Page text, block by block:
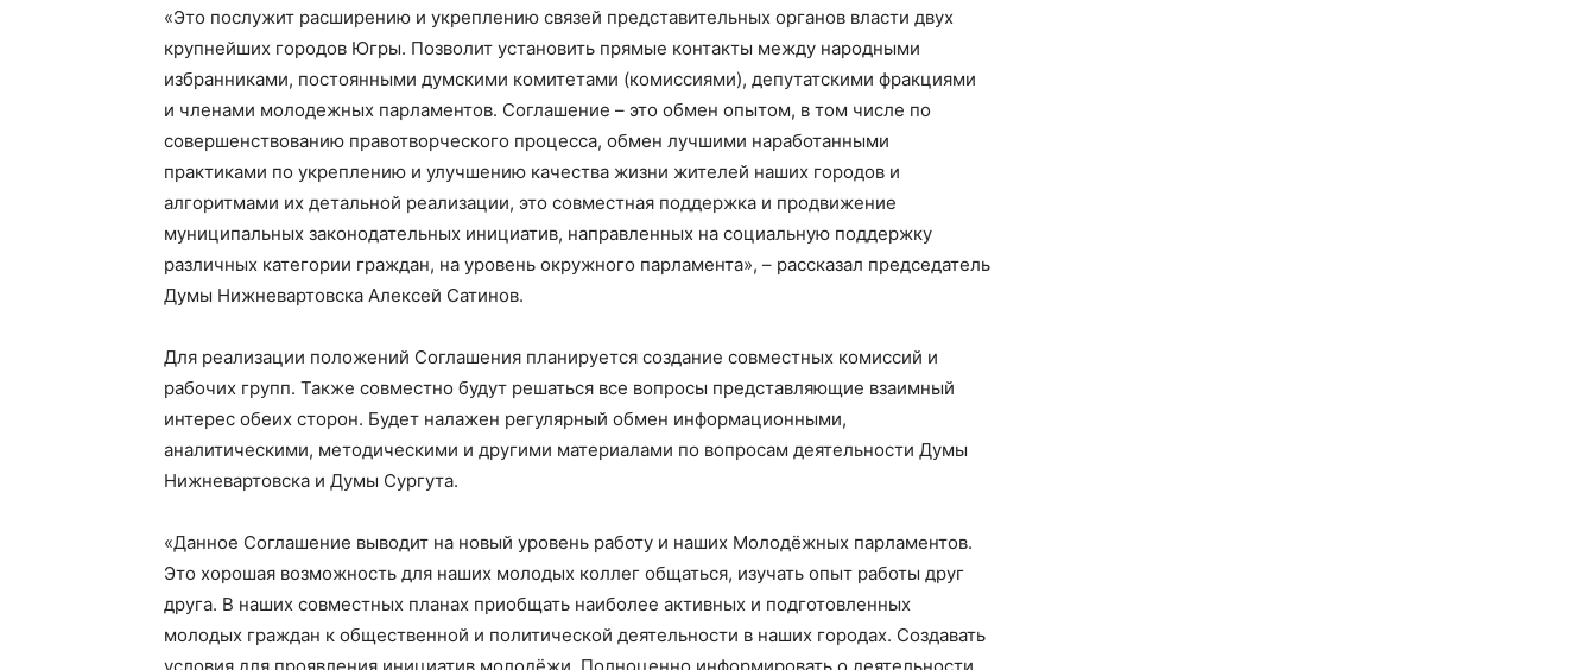
«Это послужит расширению и укреплению связей представительных органов власти двух
крупнейших городов Югры. Позволит установить прямые контакты между народными
избранниками, постоянными думскими комитетами (комиссиями), депутатскими фракциями
и членами молодежных парламентов. Соглашение – это обмен опытом, в том числе по
совершенствованию правотворческого процесса, обмен лучшими наработанными
практиками по укреплению и улучшению качества жизни жителей наших городов и
алгоритмами их детальной реализации, это совместная поддержка и продвижение
муниципальных законодательных инициатив, направленных на социальную поддержку
различных категории граждан, на уровень окружного парламента», – рассказал председатель
Думы Нижневартовска Алексей Сатинов.
Для реализации положений Соглашения планируется создание совместных комиссий и
рабочих групп. Также совместно будут решаться все вопросы представляющие взаимный
интерес обеих сторон. Будет налажен регулярный обмен информационными,
аналитическими, методическими и другими материалами по вопросам деятельности Думы
Нижневартовска и Думы Сургута.
«Данное Соглашение выводит на новый уровень работу и наших Молодёжных парламентов.
Это хорошая возможность для наших молодых коллег общаться, изучать опыт работы друг
друга. В наших совместных планах приобщать наиболее активных и подготовленных
молодых граждан к общественной и политической деятельности в наших городах. Создавать